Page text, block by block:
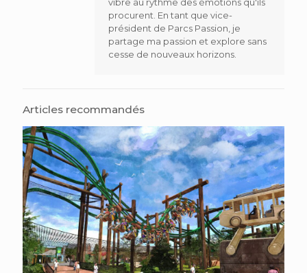
procurent. En tant que vice-
président de Parcs Passion, je
partage ma passion et explore sans
cesse de nouveaux horizons.
Articles recommandés